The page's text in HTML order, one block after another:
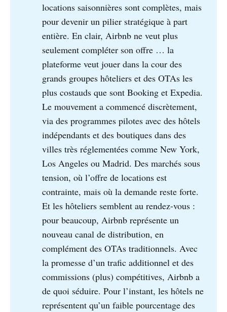
locations saisonnières sont complètes, mais
pour devenir un pilier stratégique à part
entière. En clair, Airbnb ne veut plus
seulement compléter son offre … la
plateforme veut jouer dans la cour des
grands groupes hôteliers et des OTAs les
plus costauds que sont Booking et Expedia.
Le mouvement a commencé discrètement,
via des programmes pilotes avec des hôtels
indépendants et des boutiques dans des
villes très réglementées comme New York,
Los Angeles ou Madrid. Des marchés sous
tension, où l’offre de locations est
contrainte, mais où la demande reste forte.
Et les hôteliers semblent au rendez-vous :
pour beaucoup, Airbnb représente un
nouveau canal de distribution, en
complément des OTAs traditionnels. Avec
la promesse d’un trafic additionnel et des
commissions (plus) compétitives, Airbnb a
de quoi séduire. Pour l’instant, les hôtels ne
représentent qu’un faible pourcentage des